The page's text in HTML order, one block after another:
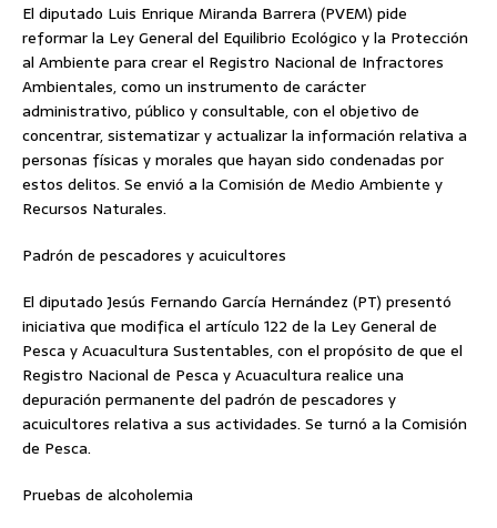
El diputado Luis Enrique Miranda Barrera (PVEM) pide
reformar la Ley General del Equilibrio Ecológico y la Protección
al Ambiente para crear el Registro Nacional de Infractores
Ambientales, como un instrumento de carácter
administrativo, público y consultable, con el objetivo de
concentrar, sistematizar y actualizar la información relativa a
personas físicas y morales que hayan sido condenadas por
estos delitos. Se envió a la Comisión de Medio Ambiente y
Recursos Naturales.
Padrón de pescadores y acuicultores
El diputado Jesús Fernando García Hernández (PT) presentó
iniciativa que modifica el artículo 122 de la Ley General de
Pesca y Acuacultura Sustentables, con el propósito de que el
Registro Nacional de Pesca y Acuacultura realice una
depuración permanente del padrón de pescadores y
acuicultores relativa a sus actividades. Se turnó a la Comisión
de Pesca.
Pruebas de alcoholemia